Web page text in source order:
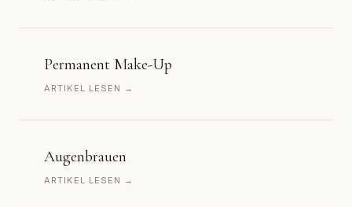
Permanent Make-Up
ARTIKEL LESEN →
Augenbrauen
ARTIKEL LESEN →